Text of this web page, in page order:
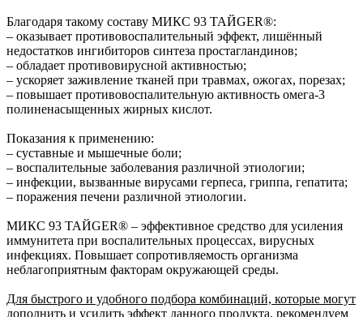
Благодаря такому составу МИКС 93 ТАЙGER®:
– оказывает противовоспалительный эффект, лишённый
недостатков ингибиторов синтеза простагландинов;
– обладает противовирусной активностью;
– ускоряет заживление тканей при травмах, ожогах, порезах;
– повышает противовоспалительную активность омега-3
полиненасыщенных жирных кислот.
Показания к применению:
– суставные и мышечные боли;
– воспалительные заболевания различной этиологии;
– инфекции, вызванные вирусами герпеса, гриппа, гепатита;
– поражения печени различной этиологии.
МИКС 93 ТАЙGER® – эффективное средство для усиления
иммунитета при воспалительных процессах, вирусных
инфекциях. Повышает сопротивляемость организма
неблагоприятным факторам окружающей среды.
Для быстрого и удобного подбора комбинаций, которые могут
дополнить и усилить эффект данного продукта, рекомендуем